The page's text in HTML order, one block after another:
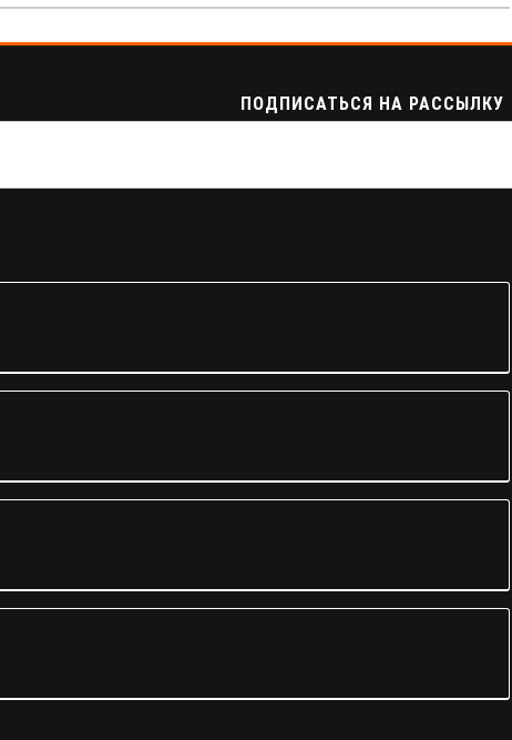
ПОДПИСАТЬСЯ НА РАССЫЛКУ